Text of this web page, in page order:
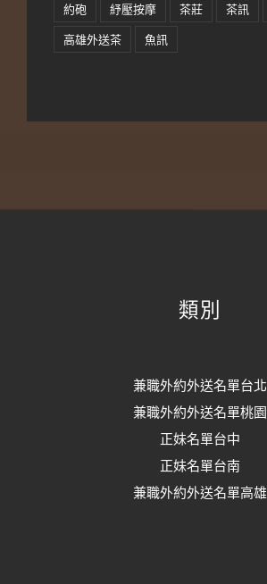
約砲
紓壓按摩 茶莊 茶訊
高雄外送茶
魚訊
類別
兼職外約外送名單台北
兼職外約外送名單桃園
正妹名單台中
正妹名單台南
兼職外約外送名單高雄